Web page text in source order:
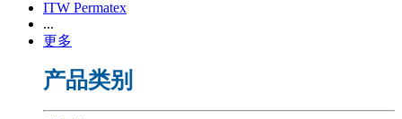
ITW Permatex
...
更多
产品类别